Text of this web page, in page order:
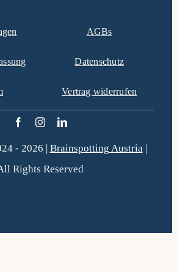
AGBs
Datenschutz
Vertrag widerrufen
- 2026 | Brainspotting Austria|
Rights Reserved